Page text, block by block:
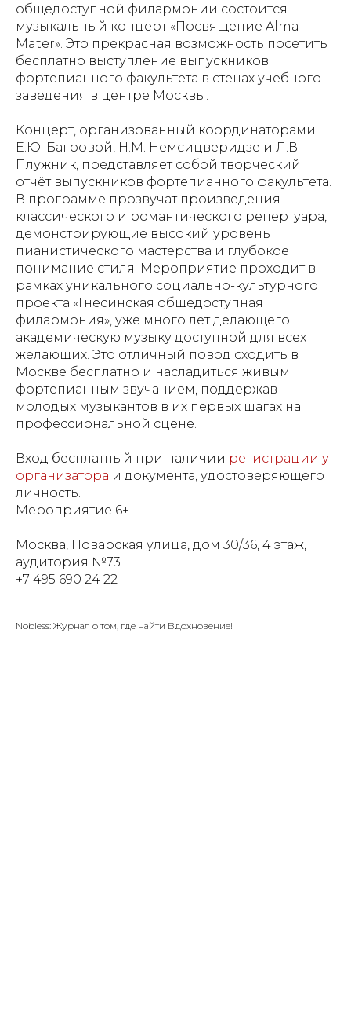
общедоступной филармонии состоится
музыкальный концерт «Посвящение Alma
Mater». Это прекрасная возможность посетить
бесплатно выступление выпускников
фортепианного факультета в стенах учебного
заведения в центре Москвы.
Концерт, организованный координаторами
Е.Ю. Багровой, Н.М. Немсицверидзе и Л.В.
Плужник, представляет собой творческий
отчёт выпускников фортепианного факультета.
В программе прозвучат произведения
классического и романтического репертуара,
демонстрирующие высокий уровень
пианистического мастерства и глубокое
понимание стиля. Мероприятие проходит в
рамках уникального социально-культурного
проекта «Гнесинская общедоступная
филармония», уже много лет делающего
академическую музыку доступной для всех
желающих. Это отличный повод сходить в
Москве бесплатно и насладиться живым
фортепианным звучанием, поддержав
молодых музыкантов в их первых шагах на
профессиональной сцене.
Вход бесплатный при наличии регистрации у
организатора и документа, удостоверяющего
личность.
Мероприятие 6+
Москва, Поварская улица, дом 30/36, 4 этаж,
аудитория №73
+7 495 690 24 22
Nobless: Журнал о том, где найти Вдохновение!